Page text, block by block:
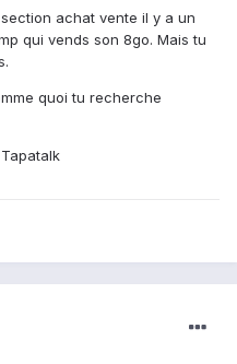
achat vente il y a un
qui vends son 8go. Mais tu
quoi tu recherche